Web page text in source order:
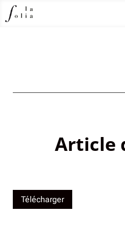
Article
Télécharger